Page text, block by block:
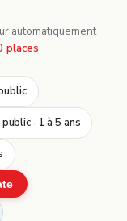
automatiquement
places
· 1 à 5 ans